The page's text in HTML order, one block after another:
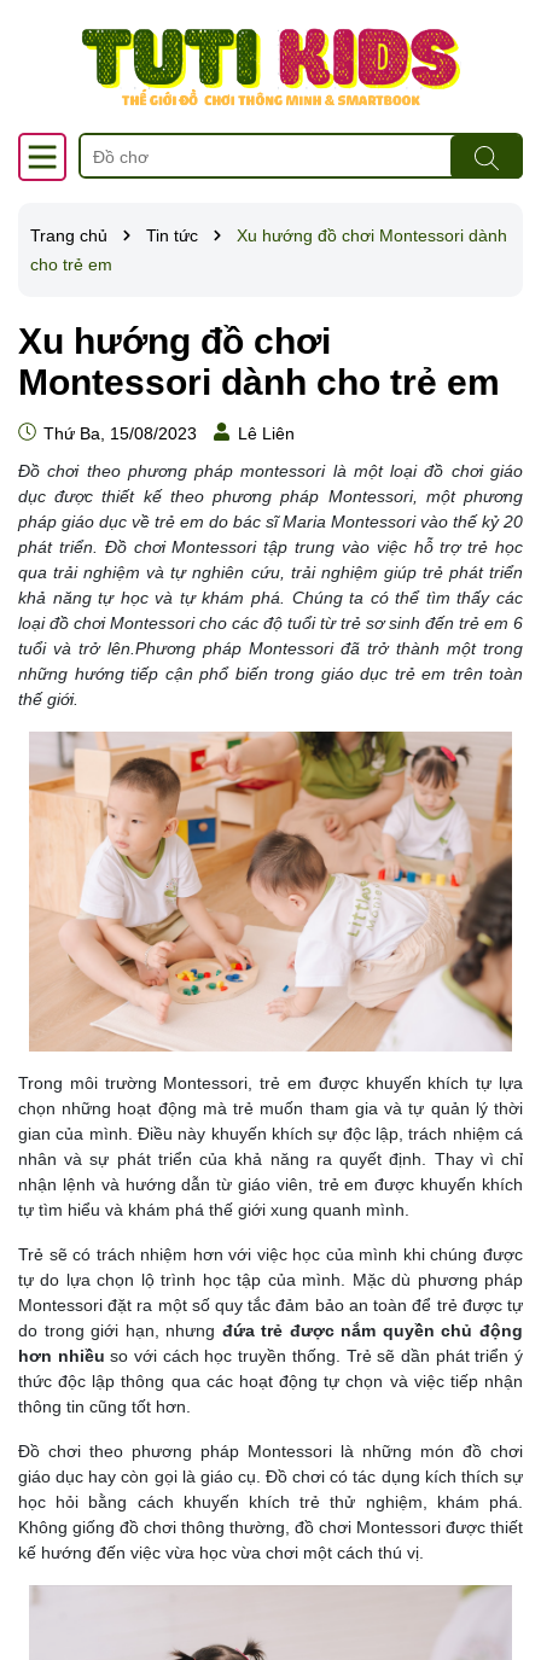
Trang chủ Tin tức
Xu hướng đồ chơi Montessori dành
cho trẻ em
Xu hướng đồ chơi
Montessori dành cho trẻ em
Thứ Ba, 15/08/2023
Lê Liên
Đồ chơi theo phương pháp montessori là một loại đồ chơi giáo
dục được thiết kế theo phương pháp Montessori, một phương
pháp giáo dục về trẻ em do bác sĩ Maria Montessori vào thế kỷ 20
phát triển. Đồ chơi Montessori tập trung vào việc hỗ trợ trẻ học
qua trải nghiệm và tự nghiên cứu, trải nghiệm giúp trẻ phát triển
khả năng tự học và tự khám phá. Chúng ta có thể tìm thấy các
loại đồ chơi Montessori cho các độ tuổi từ trẻ sơ sinh đến trẻ em 6
tuổi và trở lên.Phương pháp Montessori đã trở thành một trong
những hướng tiếp cận phổ biến trong giáo dục trẻ em trên toàn
thế giới.
Trong môi trường Montessori, trẻ em được khuyến khích tự lựa
chọn những hoạt động mà trẻ muốn tham gia và tự quản lý thời
gian của mình. Điều này khuyến khích sự độc lập, trách nhiệm cá
nhân và sự phát triển của khả năng ra quyết định. Thay vì chỉ
nhận lệnh và hướng dẫn từ giáo viên, trẻ em được khuyến khích
tự tìm hiểu và khám phá thế giới xung quanh mình.
Trẻ sẽ có trách nhiệm hơn với việc học của mình khi chúng được
tự do lựa chọn lộ trình học tập của mình. Mặc dù phương pháp
Montessori đặt ra một số quy tắc đảm bảo an toàn để trẻ được tự
do trong giới hạn, nhưng đứa trẻ được nắm quyền chủ động
hơn nhiều so với cách học truyền thống. Trẻ sẽ dần phát triển ý
thức độc lập thông qua các hoạt động tự chọn và việc tiếp nhận
thông tin cũng tốt hơn.
Đồ chơi theo phương pháp Montessori là những món đồ chơi
giáo dục hay còn gọi là giáo cụ. Đồ chơi có tác dụng kích thích sự
học hỏi bằng cách khuyến khích trẻ thử nghiệm, khám phá.
Không giống đồ chơi thông thường, đồ chơi Montessori được thiết
kế hướng đến việc vừa học vừa chơi một cách thú vị.